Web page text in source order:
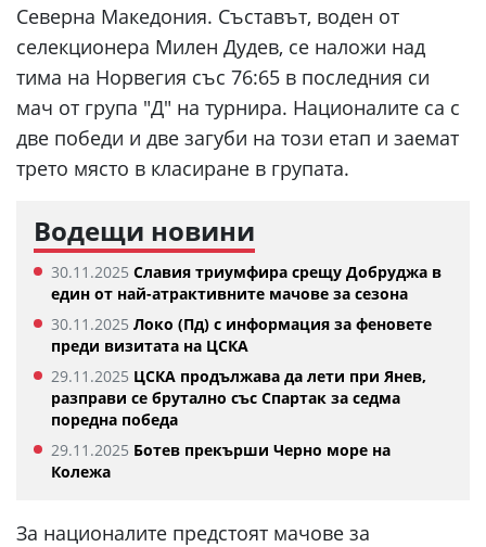
Северна Македония. Съставът, воден от
селекционера Милен Дудев, се наложи над
тима на Норвегия със 76:65 в последния си
мач от група "Д" на турнира. Националите са с
две победи и две загуби на този етап и заемат
трето място в класиране в групата.
Водещи новини
30.11.2025 Славия триумфира срещу Добруджа в
един от най-атрактивните мачове за сезона
30.11.2025 Локо (Пд) с информация за феновете
преди визитата на ЦСКА
29.11.2025 ЦСКА продължава да лети при Янев,
разправи се брутално със Спартак за седма
поредна победа
29.11.2025 Ботев прекърши Черно море на
Колежа
За националите предстоят мачове за